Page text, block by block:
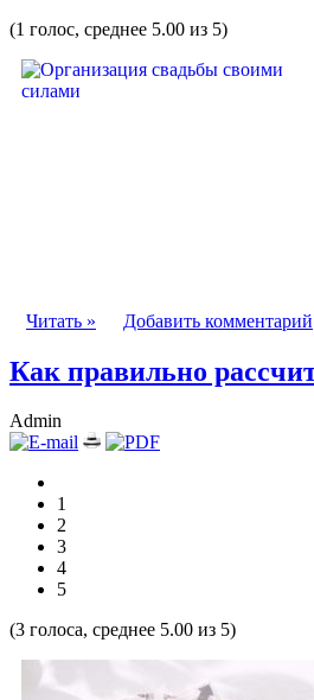
(1 голос, среднее 5.00 из 5)
Читать »
Добавить комментарий
Как правильно
Admin
1
2
3
4
5
(3 голоса, среднее 5.00 из 5)